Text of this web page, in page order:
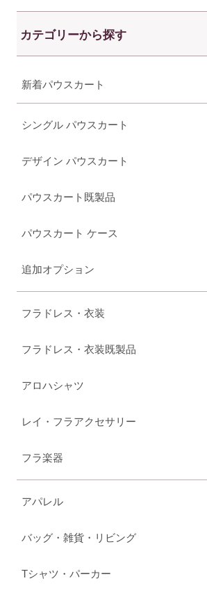
カテゴリーから探す
新着パウスカート
シングル パウスカート
デザイン パウスカート
パウスカート既製品
パウスカート ケース
追加オプション
フラドレス・衣装
フラドレス・衣装既製品
アロハシャツ
レイ・フラアクセサリー
フラ楽器
アパレル
バッグ・雑貨・リビング
Tシャツ・パーカー